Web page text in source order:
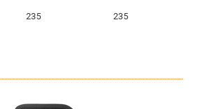
235 235
0